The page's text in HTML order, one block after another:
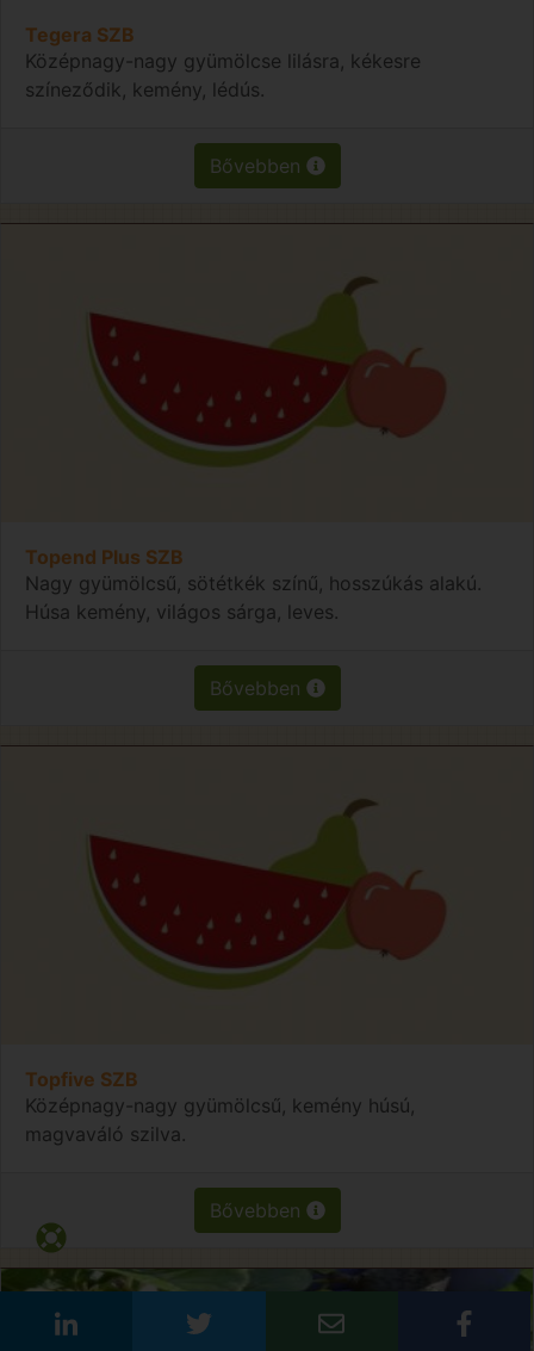
Tegera SZB
Középnagy-nagy gyümölcse lilásra, kékesre
színeződik, kemény, lédús.
Bővebben
Topend Plus SZB
Nagy gyümölcsű, sötétkék színű, hosszúkás alakú.
Húsa kemény, világos sárga, leves.
Bővebben
Topfive SZB
Középnagy-nagy gyümölcsű, kemény húsú,
magvaváló szilva.
Bővebben